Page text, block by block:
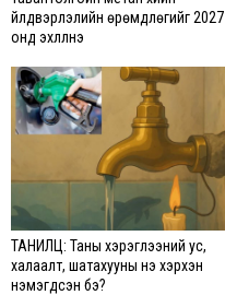
үйлдвэрлэлийн өрөмдлөгийг 2027
онд эхлүүлнэ
ТАНИЛЦ: Таны хэрэглээний ус,
халаалт, шатахууны үнэ хэрхэн
нэмэгдсэн бэ?